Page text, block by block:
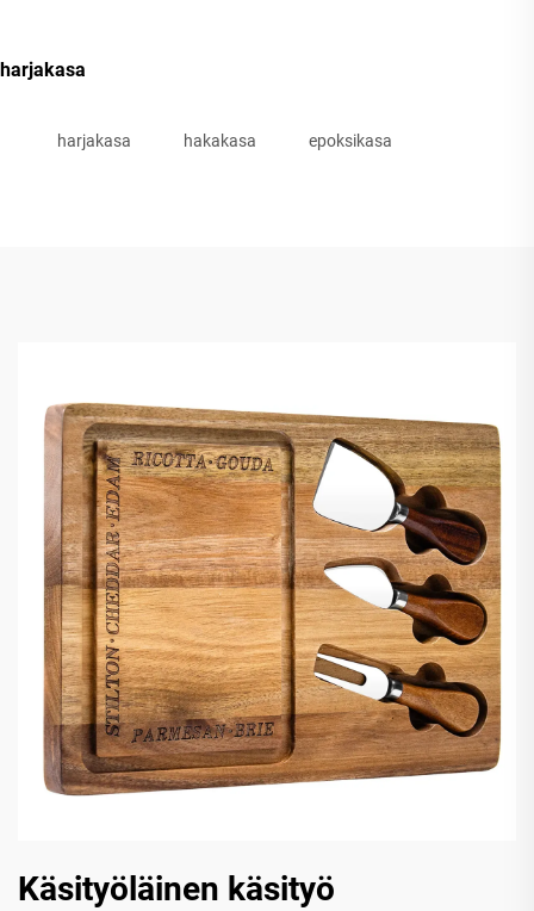
harjakasa
harjakasa hakakasa epoksikasa
Käsityöläinen käsityö